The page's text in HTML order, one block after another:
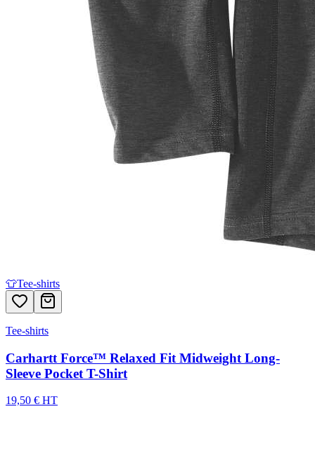
👕Tee-shirts
Tee-shirts
Carhartt Force™ Relaxed Fit Midweight Long-
Sleeve Pocket T-Shirt
19,50 € HT